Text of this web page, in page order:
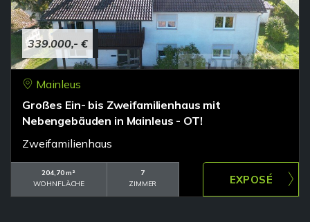
339.000,- €
Mainleus
Großes Ein- bis Zweifamilienhaus mit
Nebengebäuden in Mainleus - OT!
Zweifamilienhaus
204,70 m²
WOHNFLÄCHE
7
ZIMMER